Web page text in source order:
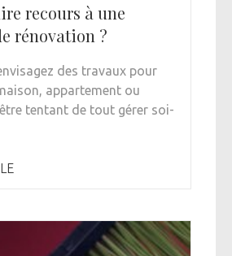
recours à une
rénovation ?
des travaux pour
appartement ou
tentant de tout gérer soi-